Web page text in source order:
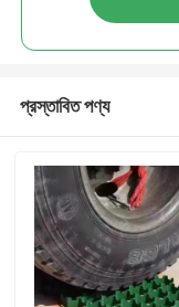
প্রস্তাবিত পণ্য